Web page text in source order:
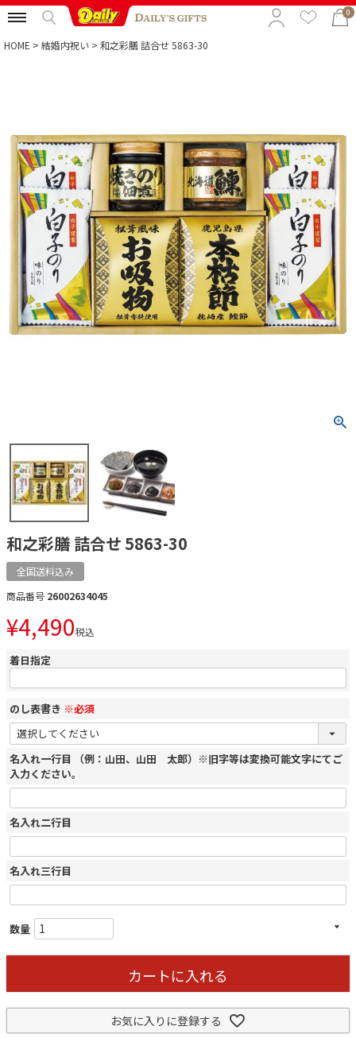
0
カテゴリから選ぶ
贈る相手から選ぶ
HOME 結婚内祝い 和之彩膳 詰合せ 5863-30
和之彩膳 詰合せ 5863-30
全国送料込み
商品番号 26002634045
¥4,490税込
着日指定
のし表書き ※必須
名入れ一行目 （例：山田、山田 太郎）※旧字等は変換可能文字にてご
入力ください。
名入れ二行目
名入れ三行目
カートに入れる
お気に入りに登録する